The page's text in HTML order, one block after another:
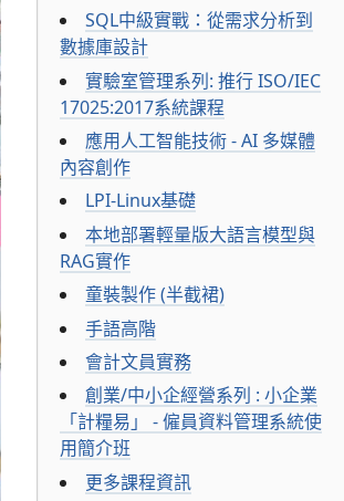
SQL中級實戰：從需求分析到
數據庫設計
實驗室管理系列: 推行 ISO/IEC
17025:2017系統課程
應用人工智能技術 - AI 多媒體
內容創作
LPI-Linux基礎
本地部署輕量版大語言模型與
RAG實作
童裝製作 (半截裙)
手語高階
會計文員實務
創業/中小企經營系列 : 小企業
「計糧易」 - 僱員資料管理系統使
用簡介班
更多課程資訊